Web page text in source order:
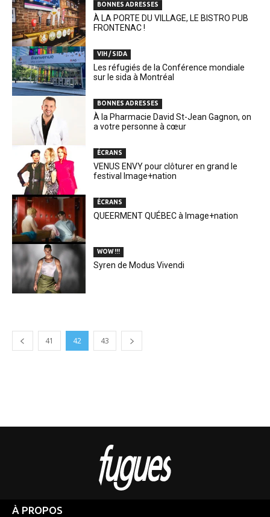
BONNES ADRESSES
À LA PORTE DU VILLAGE, LE BISTRO PUB
FRONTENAC !
VIH / SIDA
Les réfugiés de la Conférence mondiale
sur le sida à Montréal
BONNES ADRESSES
À la Pharmacie David St-Jean Gagnon, on
a votre personne à cœur
ÉCRANS
VENUS ENVY pour clôturer en grand le
festival Image+nation
ÉCRANS
QUEERMENT QUÉBEC à Image+nation
WOW !!!
Syren de Modus Vivendi
41 42 43
À PROPOS